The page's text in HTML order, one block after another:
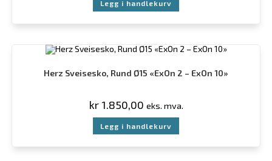
Legg i handlekurv
Herz Sveisesko, Rund Ø15 «ExOn 2 – ExOn 10»
kr1.850,00 eks. mva.
Legg i handlekurv